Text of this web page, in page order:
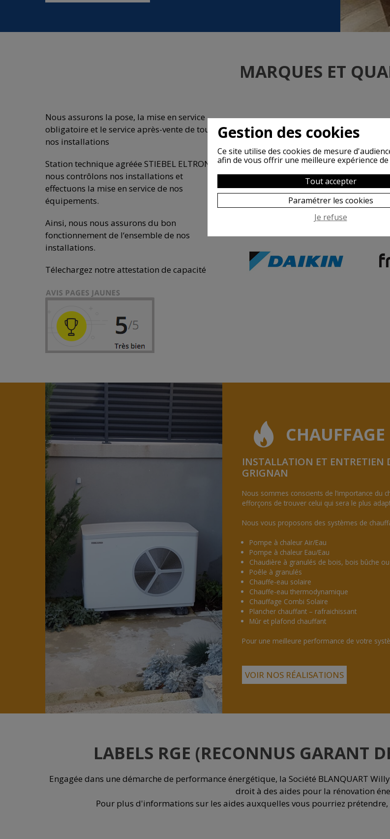
MARQUES ET
Nous assurons la pose, la mise en service
obligatoire et le service après-vente de toutes
nos installations
Station technique agréée STIEBEL ELTRON,
nous contrôlons nos installations et
effectuons la mise en service de nos
équipements.
Ainsi, nous nous assurons du bon
fonctionnement de l‘ensemble de nos
installations.
Télechargez notre attestation de capacité
CHAUFFAGE
INSTALLATION ET ENTRETIEN
GRIGNAN
Nous sommes conscients de l’importance du
efforçons de trouver celui qui sera le plus
Nous vous proposons des systèmes de
Pompe à chaleur Air/Eau
Pompe à chaleur Eau/Eau
Chaudière à granulés de bois, bois bûche
Poêle à granulés
Chauffe-eau solaire
Chauffe-eau thermodynamique
Chauffage Combi Solaire
Plancher chauffant – rafraichissant
Mûr et plafond chauffant
Pour une meilleure performance de votre
VOIR NOS RÉALISATIONS
LABELS RGE (RECONNUS GARANT
Engagée dans une démarche de performance énergétique, la Société BLANQUART Willy
droit à des aides pour la rénovation
Pour plus d'informations sur les aides auxquelles vous pourriez prétendre,
Gestion des cookies
Ce site utilise des cookies de mesure
afin de vous offrir une meilleure expérience
Tout accepter
Paramétrer les cookies
Je refuse